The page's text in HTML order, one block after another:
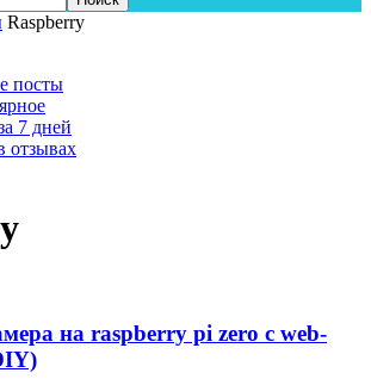
Raspberry
посты
7 дней
отзывах
на raspberry pi zero c web-